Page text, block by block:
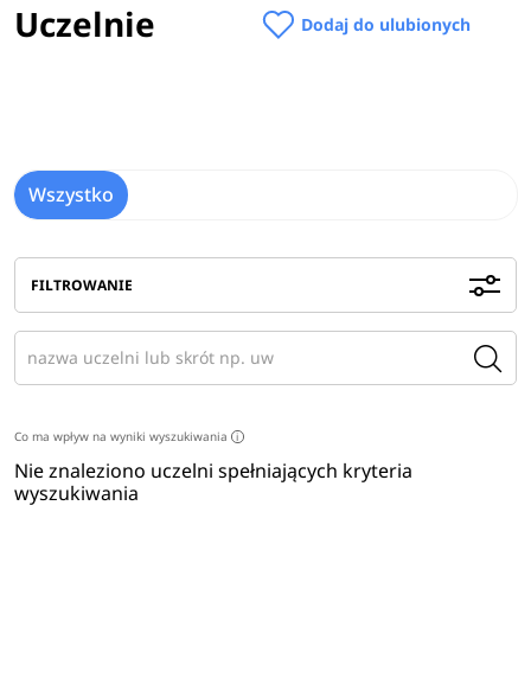
Uczelnie Dodaj do ulubionych
Wszystko
FILTROWANIE
Co ma wpływ na wyniki wyszukiwania i
Nie znaleziono uczelni spełniających kryteria
wyszukiwania